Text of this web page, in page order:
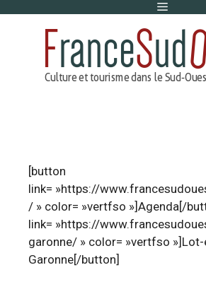
Menu
[button
link= »https://
/ » color= »vertfso »]Agenda[/
link= »https://
garonne/ » color= »vertfso
Garonne[/button]